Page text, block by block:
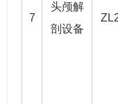
7
头颅解
剖设备